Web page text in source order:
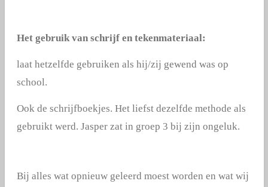
Het gebruik van schrijf en tekenmateriaal:
laat hetzelfde gebruiken als hij/zij gewend was op
school.
Ook de schrijfboekjes. Het liefst dezelfde methode als
gebruikt werd. Jasper zat in groep 3 bij zijn ongeluk.
Bij alles wat opnieuw geleerd moest worden en wat wij